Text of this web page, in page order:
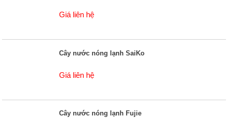
Giá liên hệ
Cây nước nóng lạnh SaiKo
Giá liên hệ
Cây nước nóng lạnh Fujie